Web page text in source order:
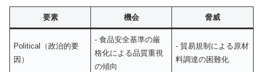
要素 機会 脅威
Political（政治的要
因）
- 食品安全基準の厳
格化による品質重視
の傾向
- 貿易規制による原材
料調達の困難化